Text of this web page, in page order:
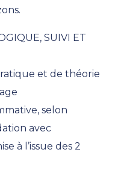
SUIVI ET
et de théorie
selon
avec
à l’issue des 2